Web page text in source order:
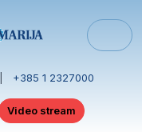
+385 1 2327000
Video stream